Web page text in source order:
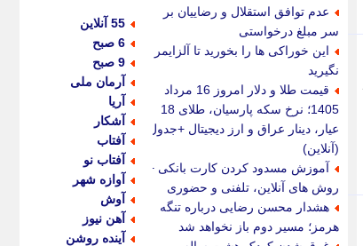
عدم توافق استقلال و رضاییان بر
سر مبلغ درخواستی
این خوراکی ها را بخورید تا آلزایمر
نگیرید
قیمت طلا و دلار امروز 16 مرداد
1405؛ نرخ سکه پارسیان، طلای 18
عیار، دینار عراق و ارز دیجیتال +جدول
(آنلاین)
آموزش مسدود کردن کارت بانکی +
روش های آنلاین، تلفنی و حضوری
هشدار محسن رضایی درباره تنگه
هرمز؛ مسیر دوم باز نخواهد شد
55 آنلاین
6 صبح
9 صبح
آرمان ملی
آریا
آشکار
آفتاب
آفتاب نو
آوازه شهر
آوش
آهن نیوز
آینده روشن